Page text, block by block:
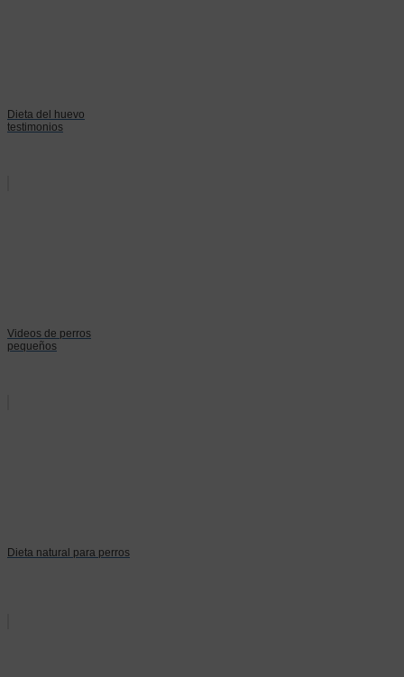
Dieta del huevo
testimonios
Videos de perros
pequeños
Dieta natural para perros